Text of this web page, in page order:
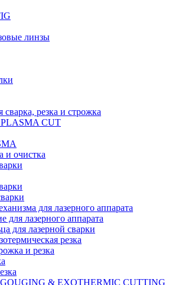
линзы
резка и строжка
CUT
и очистка
для лазерного аппарата
лазерного аппарата
для лазерной сварки
резка
и резка
GOUGING & EXOTHERMIC CUTTING